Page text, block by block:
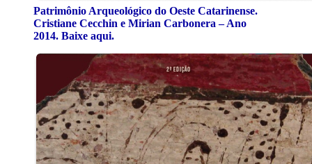
Patrimônio Arqueológico do Oeste Catarinense.
Cristiane Cecchin e Mirian Carbonera – Ano
2014. Baixe aqui.